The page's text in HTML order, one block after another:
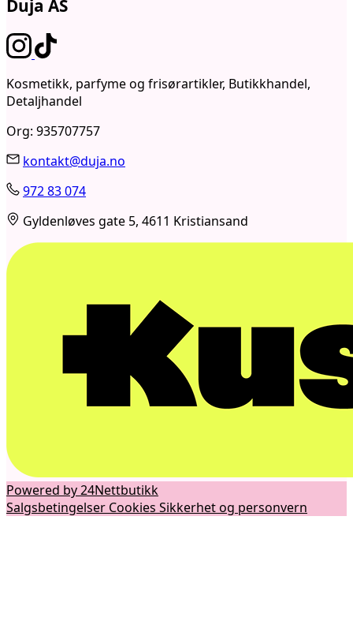
Duja AS
Kosmetikk, parfyme og frisørartikler, Butikkhandel,
Detaljhandel
Org: 935707757
kontakt@duja.no
972 83 074
Gyldenløves gate 5, 4611 Kristiansand
Powered by 24Nettbutikk
Salgsbetingelser Cookies Sikkerhet og personvern